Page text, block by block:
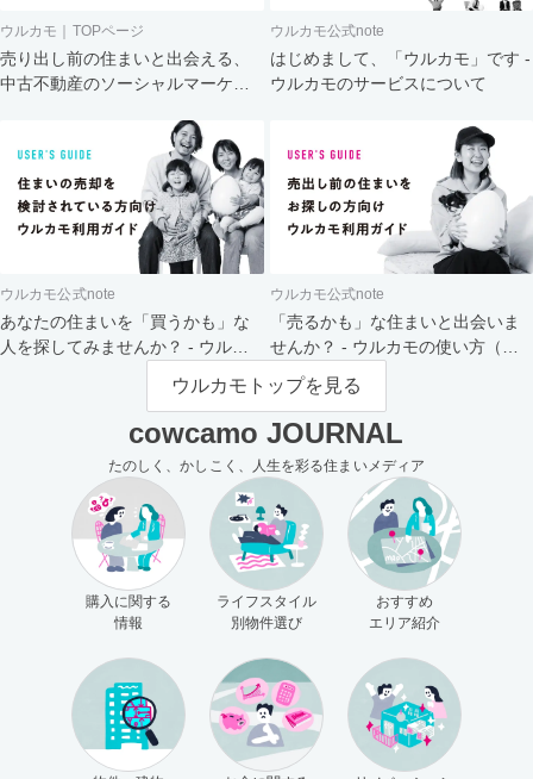
ウルカモ｜TOPページ
売り出し前の住まいと出会える、
中古不動産のソーシャルマーケッ
ウルカモ公式note
はじめまして、「ウルカモ」です -
ウルカモのサービスについて
ウルカモ公式note
あなたの住まいを「買うかも」な
人を探してみませんか？ - ウルカ
ウルカモ公式note
「売るかも」な住まいと出会いま
せんか？ - ウルカモの使い方（買
主さま向け）
ウルカモトップを見る
cowcamo JOURNAL
たのしく、かしこく、人生を彩る住まいメディア
購入に関する
情報
ライフスタイル
別物件選び
おすすめ
エリア紹介